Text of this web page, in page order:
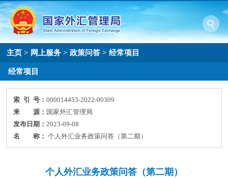
主页 > 网上服务 >政策问答 >经常项目
经常项目
索 引 号：000014453-2022-00309
来 源： 国家外汇管理局
发布日期：2023-09-08
名 称： 个人外汇业务政策问答（第二期）
个人外汇业务政策问答（第二期）